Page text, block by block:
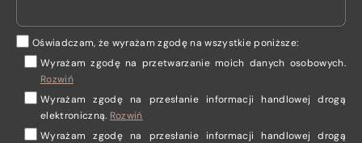
Oświadczam, że wyrażam zgodę na wszystkie poniższe:
Wyrażam zgodę na przetwarzanie moich danych osobowych.
Rozwiń
Wyrażam zgodęna przesłanie informacji handlowej drogą
elektroniczną. Rozwiń
Wyrażam zgodęna przesłanie informacji handlowej drogą